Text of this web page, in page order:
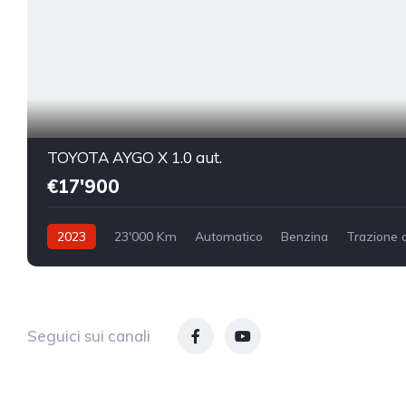
TOYOTA AYGO X 1.0 aut.
€17'900
2023 23'000 Km Automatico Benzina Trazione
Seguici sui canali